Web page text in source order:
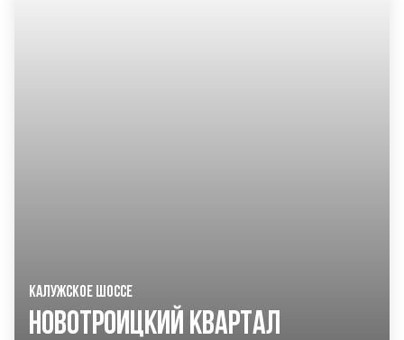
КАЛУЖСКОЕ ШОССЕ
Новотроицкий Квартал